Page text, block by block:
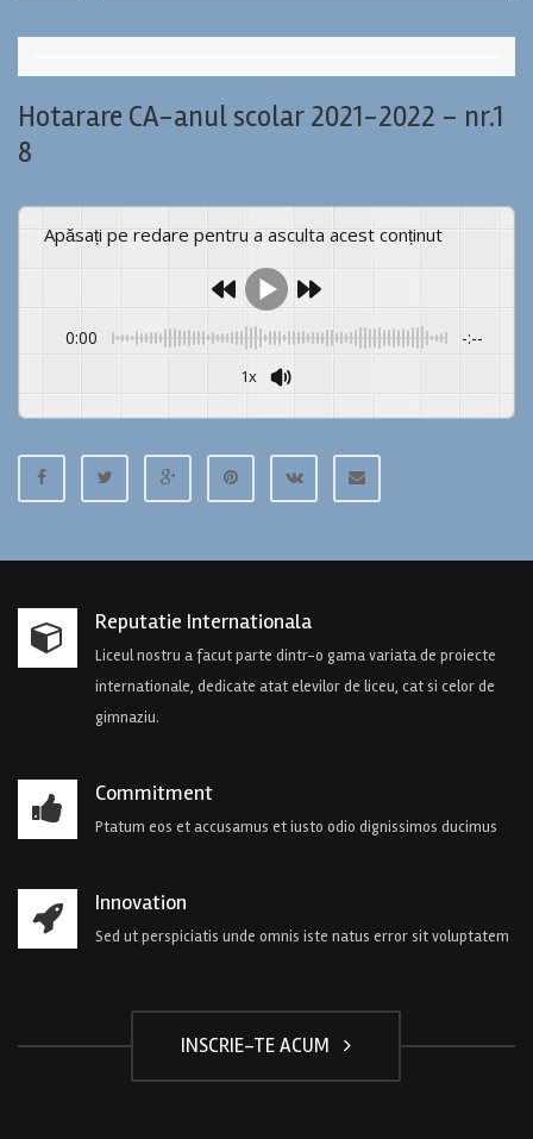
Hotarare CA-anul scolar 2021-2022 – nr.1
8
Apăsați pe redare pentru a asculta acest conținut
0:00 -:--
1x
Reputatie Internationala
Liceul nostru a facut parte dintr-o gama variata de proiecte
internationale, dedicate atat elevilor de liceu, cat si celor de
gimnaziu.
Commitment
Ptatum eos et accusamus et iusto odio dignissimos ducimus
Innovation
Sed ut perspiciatis unde omnis iste natus error sit voluptatem
INSCRIE-TE ACUM